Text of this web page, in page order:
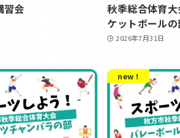
習会
秋季総合体育
ケットボールの
2026年7月31日
new !